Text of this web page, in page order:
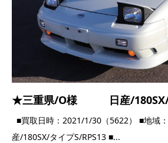
★三重県/O様 日産/180SX/
■買取日時：2021/1/30（5622） ■地域
産/180SX/タイプS/RPS13 ■...